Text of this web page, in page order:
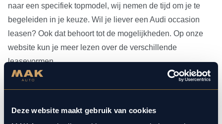
Deze website maakt gebruik van cookies
naar een specifiek topmodel, wij nemen de tijd om je te
begeleiden in je keuze. Wil je liever een Audi occasion
leasen? Ook dat behoort tot de mogelijkheden. Op onze
website kun je meer lezen over de verschillende
leasevormen.
Heb je je Audi occasion eenmaal gevonden, dan kun je
aangesloten bij Bosch Car Service, beschikken onze